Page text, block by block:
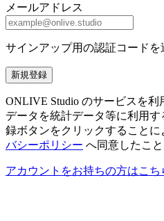
メールアドレス
サインアップ用の認証コードを
新規登録
ONLIVE Studio のサービスを
データを統計データ等に利用
録ボタンをクリックすることに
バシーポリシー へ同意したこと
アカウントをお持ちの方はこち